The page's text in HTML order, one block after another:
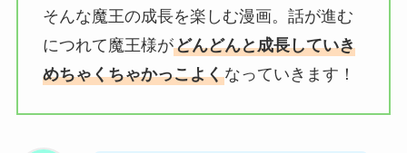
そんな魔王の成長を楽しむ漫画。話が進む
につれて魔王様がどんどんと成長していき
めちゃくちゃかっこよくなっていきます！